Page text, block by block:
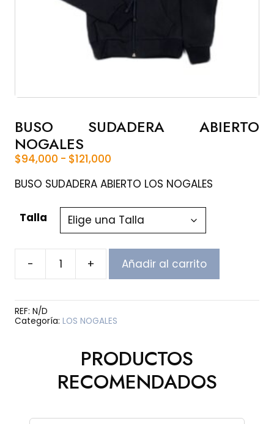
BUSO SUDADERA ABIERTO
NOGALES
$94,000 - $121,000
precios:
$94,000
hasta
$121,000
BUSO SUDADERA ABIERTO LOS NOGALES
Talla
-
BUSO
SUDADERA
cantidad
+ Añadir al carrito
REF: N/D
Categoría: LOS NOGALES
PRODUCTOS
RECOMENDADOS